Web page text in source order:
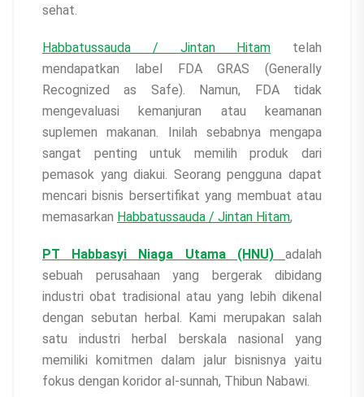
sehat.
Habbatussauda / Jintan Hitam telah
mendapatkan label FDA GRAS (Generally
Recognized as Safe). Namun, FDA tidak
mengevaluasi kemanjuran atau keamanan
suplemen makanan. Inilah sebabnya mengapa
sangat penting untuk memilih produk dari
pemasok yang diakui. Seorang pengguna dapat
mencari bisnis bersertifikat yang membuat atau
memasarkan Habbatussauda / Jintan Hitam,
PT Habbasyi Niaga Utama (HNU) adalah
sebuah perusahaan yang bergerak dibidang
industri obat tradisional atau yang lebih dikenal
dengan sebutan herbal. Kami merupakan salah
satu industri herbal berskala nasional yang
memiliki komitmen dalam jalur bisnisnya yaitu
fokus dengan koridor al-sunnah, Thibun Nabawi.